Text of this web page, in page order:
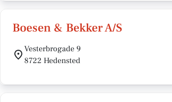
Boesen & Bekker A/S
Vesterbrogade 9
8722 Hedensted